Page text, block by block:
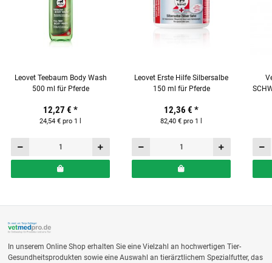
Leovet Teebaum Body Wash
500 ml für Pferde
12,27 € *
24,54 € pro 1 l
Leovet Erste Hilfe Silbersalbe
150 ml für Pferde
12,36 € *
82,40 € pro 1 l
In unserem Online Shop erhalten Sie eine Vielzahl an hochwertigen Tier-
Gesundheitsprodukten sowie eine Auswahl an tierärztlichem Spezialfutter, das